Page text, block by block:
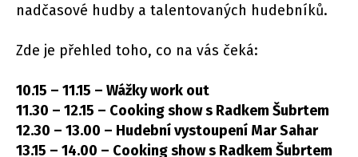
nadčasové hudby a talentovaných hudebníků.
Zde je přehled toho, co na vás čeká:
10.15 – 11.15 – Wážky work out
11.30 – 12.15 – Cooking show s Radkem Šubrtem
12.30 – 13.00 – Hudební vystoupení Mar Sahar
13.15 – 14.00 – Cooking show s Radkem Šubrtem